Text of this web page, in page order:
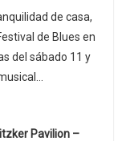
de casa,
de Blues en
del sábado 11 y
Pavilion –